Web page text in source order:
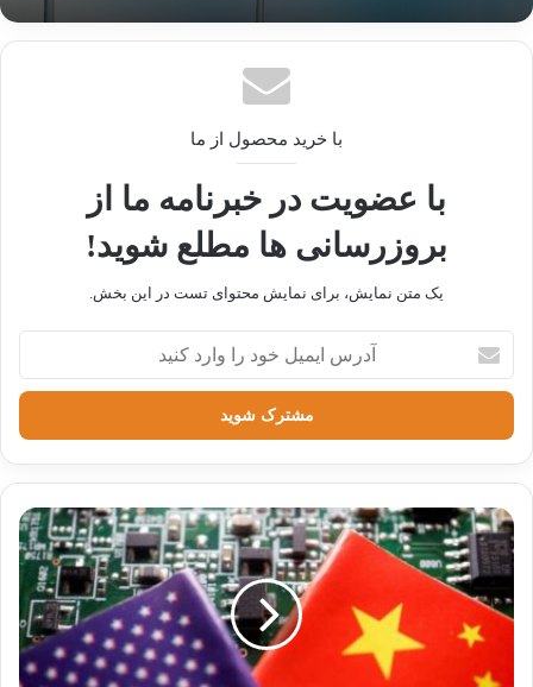
را به نام آن نامگذاری کرده اند، به همین بهانه
نگاهی به تاریخچه کوکاکولا انداخته ایم.
تحلیل جامع پیامدهای کمبود منابع
آبی بر عملکرد پروژه‌های عمرانی
در مناطق خشک و نیمه‌خشک ایران
صیدی: ایلان ماسک به ارزش ذاتی
بورس تهران واقف است
مروری بر تاریخچه کوکاکولا
کوکاکولا (coca- cola) که با نام کوک (Coke) نیز
شناخته می شود، یک کارخانه تولیدکننده نوشیدنی
با خرید محصول از ما
با عضویت در خبرنامه ما از
بروزرسانی ها مطلع شوید!
یک متن نمایش، برای نمایش محتوای تست در این بخش.
ایمیل
خود
وارد
کنید